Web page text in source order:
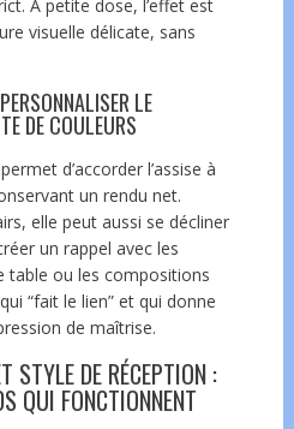
À petite dose, l’effet est
visuelle délicate, sans
LE
DE COULEURS
d’accorder l’assise à
un rendu net.
elle peut aussi se décliner
un rappel avec les
table ou les compositions
“fait le lien” et qui donne
de maîtrise.
STYLE DE RÉCEPTION :
QUI FONCTIONNENT